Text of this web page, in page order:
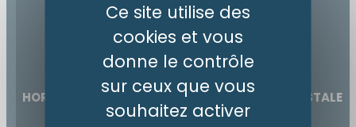
accueil@pont-salomon.fr
ACCÈS ET CONTACT
HORAIRES D’OUVERTURE MAIRIE ET AGENCE POSTALE
Ce site utilise des
cookies et vous
donne le contrôle
sur ceux que vous
souhaitez activer